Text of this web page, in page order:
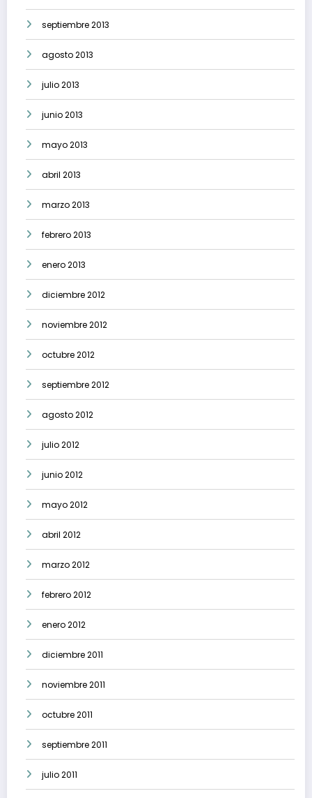
septiembre 2013
agosto 2013
julio 2013
junio 2013
mayo 2013
abril 2013
marzo 2013
febrero 2013
enero 2013
diciembre 2012
noviembre 2012
octubre 2012
septiembre 2012
agosto 2012
julio 2012
junio 2012
mayo 2012
abril 2012
marzo 2012
febrero 2012
enero 2012
diciembre 2011
noviembre 2011
octubre 2011
septiembre 2011
julio 2011